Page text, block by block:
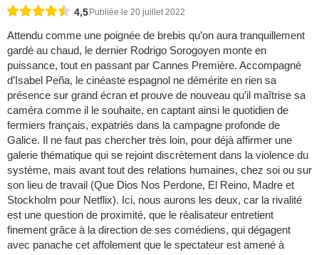
4,5 Publiée le 20 juillet 2022
Attendu comme une poignée de brebis qu’on aura tranquillement
gardé au chaud, le dernier Rodrigo Sorogoyen monte en
puissance, tout en passant par Cannes Première. Accompagné
d’Isabel Peña, le cinéaste espagnol ne démérite en rien sa
présence sur grand écran et prouve de nouveau qu’il maîtrise sa
caméra comme il le souhaite, en captant ainsi le quotidien de
fermiers français, expatriés dans la campagne profonde de
Galice. Il ne faut pas chercher très loin, pour déjà affirmer une
galerie thématique qui se rejoint discrètement dans la violence du
système, mais avant tout des relations humaines, chez soi ou sur
son lieu de travail (Que Dios Nos Perdone, El Reino, Madre et
Stockholm pour Netflix). Ici, nous aurons les deux, car la rivalité
est une question de proximité, que le réalisateur entretient
finement grâce à la direction de ses comédiens, qui dégagent
avec panache cet affolement que le spectateur est amené à